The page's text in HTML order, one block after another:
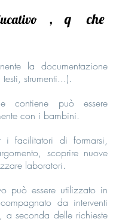
, q
che
la documentazione
strumenti...).
contiene può essere
con i bambini.
facilitatori di formarsi,
scoprire nuove
laboratori.
può essere utilizzato in
da interventi
a seconda delle richieste